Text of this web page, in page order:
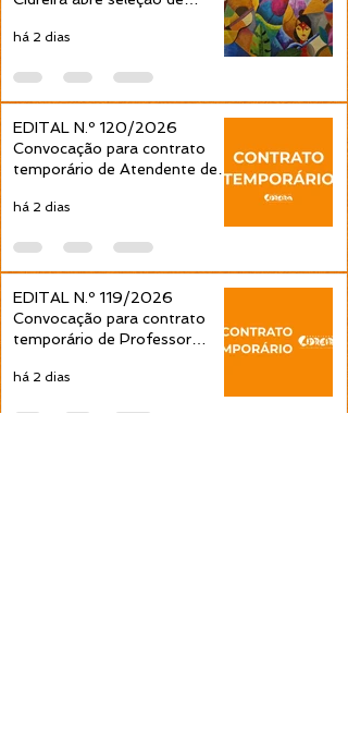
projetos culturais pela Política
Nacional Aldir Blanc
há 2 dias
EDITAL N.º 120/2026
Convocação para contrato
temporário de Atendente de
pela Prefeitura de Cidreira
há 2 dias
EDITAL N.º 119/2026
Convocação para contrato
temporário de Professor
Séries é publicada pela
há 2 dias